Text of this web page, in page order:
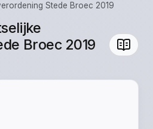
Stede Broec 2019
Broec 2019